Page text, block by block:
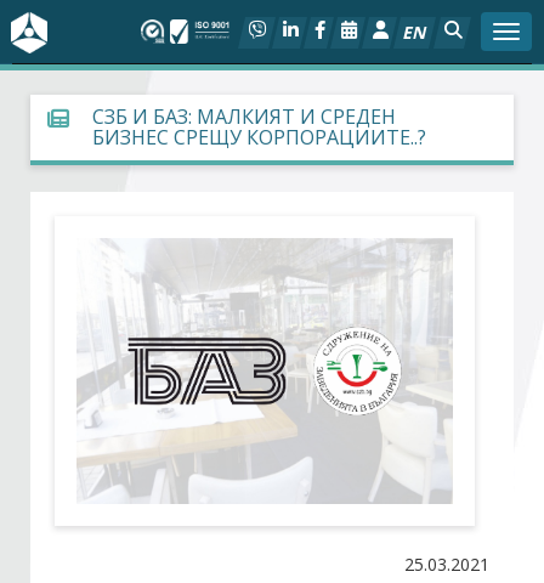
EN
За БСК
На фокус
Социален диалог
Дейности
Арбитражен съд
Проекти
СЗБ И БАЗ: МАЛКИЯТ И СРЕДЕН
БИЗНЕС СРЕЩУ КОРПОРАЦИИТЕ..?
25.03.2021